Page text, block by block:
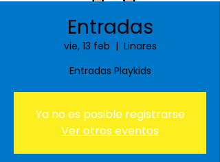
Entradas
vie, 13 feb
  |
Linares
Entradas Playkids
Ya no es posible registrarse
Ver otros eventos